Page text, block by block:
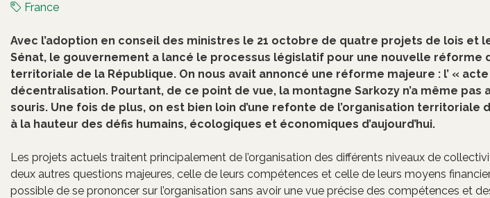
France
Avec l’adoption en conseil des ministres le 21 octobre de quatre projets de lois et
Sénat, le gouvernement a lancé le processus législatif pour une nouvelle réforme
territoriale de la République. On nous avait annoncé une réforme majeure : l’ « acte
décentralisation. Pourtant, de ce point de vue, la montagne Sarkozy n’a même pas
souris. Une fois de plus, on est bien loin d’une refonte de l’organisation territoriale
à la hauteur des défis humains, écologiques et économiques d’aujourd’hui.
Les projets actuels traitent principalement de l’organisation des différents niveaux de
deux autres questions majeures, celle de leurs compétences et celle de leurs moyens
possible de se prononcer sur l’organisation sans avoir une vue précise des compétences et